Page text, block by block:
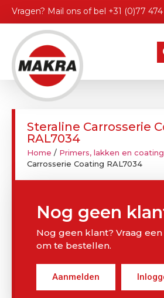
Vragen? Mail ons of bel +31 (0)77
Steraline Carrosserie
RAL7034
Home / Primers, lakken en
Carrosserie Coating RAL7034
Nog geen
Nog geen klant? Vraag
om te bestellen.
Aanmelden